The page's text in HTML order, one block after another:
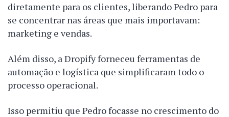
diretamente para os clientes, liberando Pedro para
se concentrar nas áreas que mais importavam:
marketing e vendas.
Além disso, a Dropify forneceu ferramentas de
automação e logística que simplificaram todo o
processo operacional.
Isso permitiu que Pedro focasse no crescimento do